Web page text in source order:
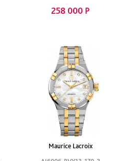
258 000 Р
Maurice Lacroix